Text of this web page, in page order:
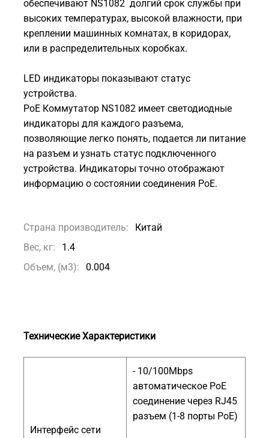
обеспечивают NS1082 долгий срок службы при
высоких температурах, высокой влажности, при
креплении машинных комнатах, в коридорах,
или в распределительных коробках.
LED индикаторы показывают статус
устройства.
PoE Коммутатор NS1082 имеет светодиодные
индикаторы для каждого разъема,
позволяющие легко понять, подается ли питание
на разъем и узнать статус подключенного
устройства. Индикаторы точно отображают
информацию о состоянии соединения PoE.
Страна производитель:
Китай
Вес, кг:
1.4
Объем, (м3):
0.004
Технические Характеристики
Интерфейс сети
- 10/100Mbps
автоматическое PoE
соединение через RJ45
разъем (1-8 порты PoE)